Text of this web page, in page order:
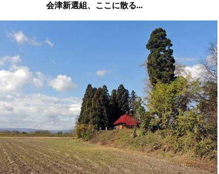
会津新選組、ここに散る...